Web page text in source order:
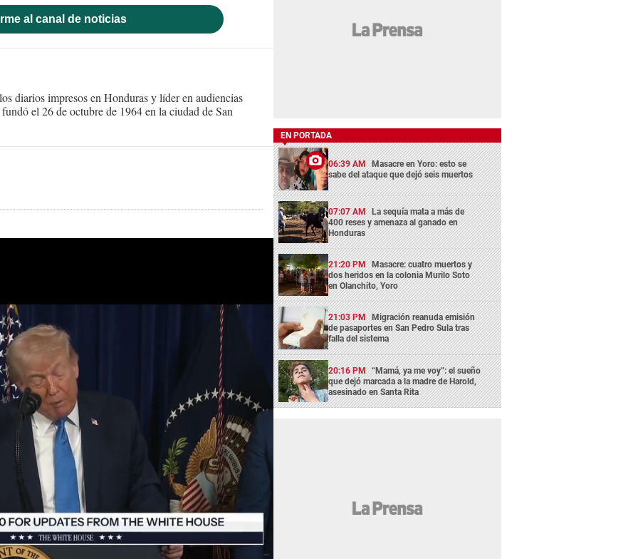
al canal de noticias
diarios impresos en Honduras y líder en audiencias
el 26 de octubre de 1964 en la ciudad de San
EN PORTADA
06:39 AM Masacre en Yoro: esto se
sabe del ataque que dejó seis muertos
07:07 AM La sequía mata a más de
400 reses y amenaza al ganado en
Honduras
21:20 PM Masacre: cuatro muertos y
dos heridos en la colonia Murilo Soto
en Olanchito, Yoro
21:03 PM Migración reanuda emisión
de pasaportes en San Pedro Sula tras
falla del sistema
20:16 PM “Mamá, ya me voy”: el sueño
que dejó marcada a la madre de Harold,
asesinado en Santa Rita